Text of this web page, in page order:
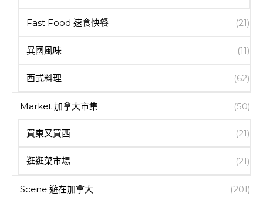
Fast Food 速食快餐 (21)
異國風味 (11)
西式料理 (62)
Market 加拿大市集 (50)
買東又買西 (21)
逛逛菜市場 (21)
Scene 遊在加拿大 (201)